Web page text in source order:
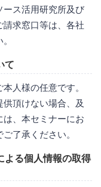
ース活用研究所及び
求窓口等は、各社
て
人様の任意です。
頂けない場合、及
、本セミナーにお
了承ください。
よる個人情報の取得